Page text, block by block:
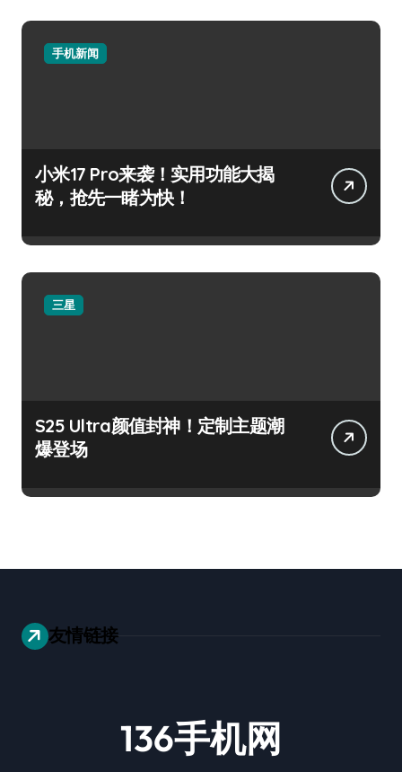
手机新闻
小米17 Pro来袭！实用功能大揭
秘，抢先一睹为快！
三星
S25 Ultra颜值封神！定制主题潮
爆登场
友情链接
136手机网